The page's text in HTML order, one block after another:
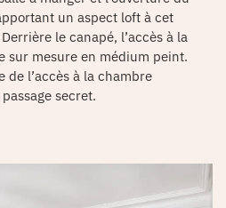
un aspect loft à cet
le canapé, l’accès à la
sur mesure en médium peint.
de l’accès à la chambre
secret.